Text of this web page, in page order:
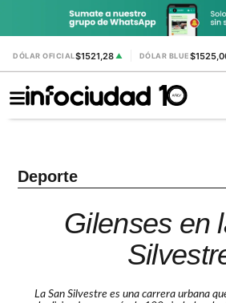
DÓLAR OFICIAL$1521,28 ▲ DÓLAR BLUE
Deporte
Gilenses en
La San Silvestre es una carrera urbana